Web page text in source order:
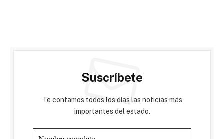
Suscríbete
Te contamos todos los días las noticias más
importantes del estado.